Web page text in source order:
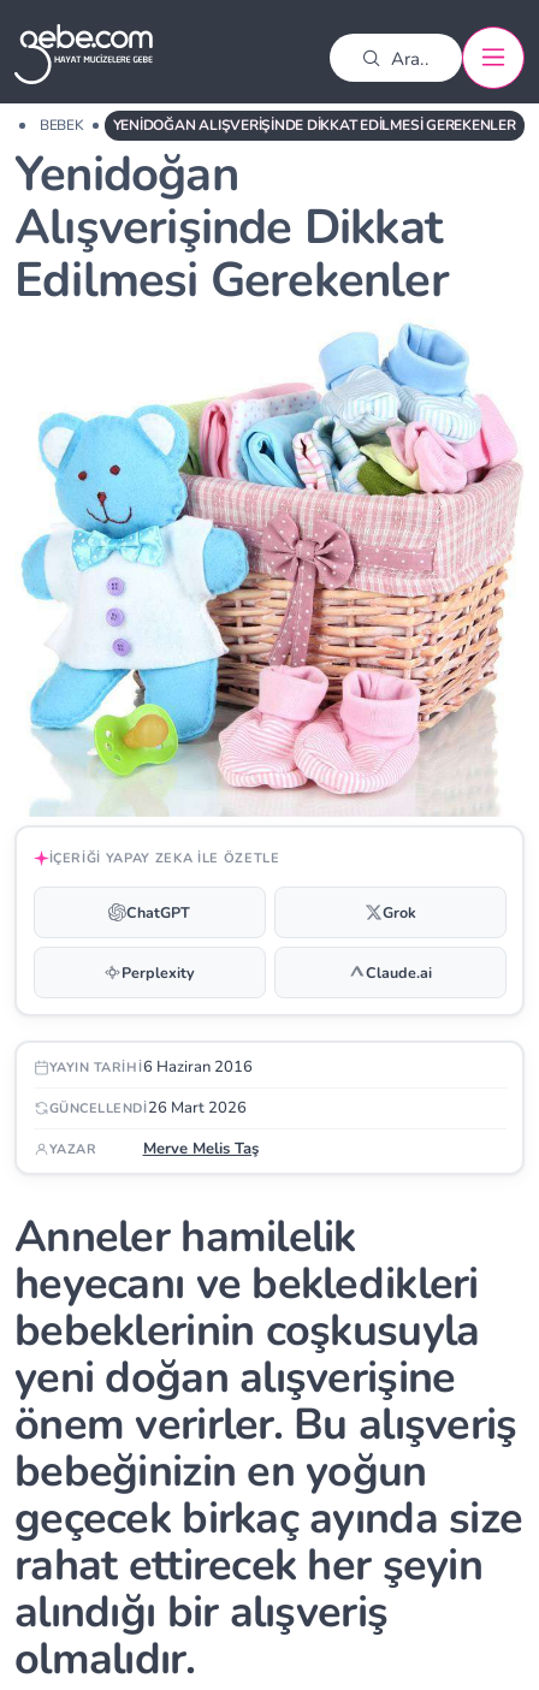
BEBEK YENIDOĞAN ALIŞVERIŞINDE DIKKAT EDILMESI GEREKENLER
Yenidoğan
Alışverişinde Dikkat
Edilmesi Gerekenler
İÇERIĞI YAPAY ZEKA ILE ÖZETLE
ChatGPT Grok
Perplexity Claude.ai
YAYIN TARIHI6 Haziran 2016
GÜNCELLENDI26 Mart 2026
YAZAR Merve Melis Taş
Anneler hamilelik
heyecanı ve bekledikleri
bebeklerinin coşkusuyla
yeni doğan alışverişine
önem verirler. Bu alışveriş
bebeğinizin en yoğun
geçecek birkaç ayında size
rahat ettirecek her şeyin
alındığı bir alışveriş
olmalıdır.